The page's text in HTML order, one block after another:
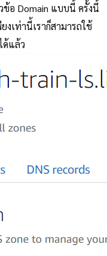
ข้อ Domain แบบนี้ ครั้งนี้
งเท่านี้เราก็สามารถใช้
ด้แล้ว